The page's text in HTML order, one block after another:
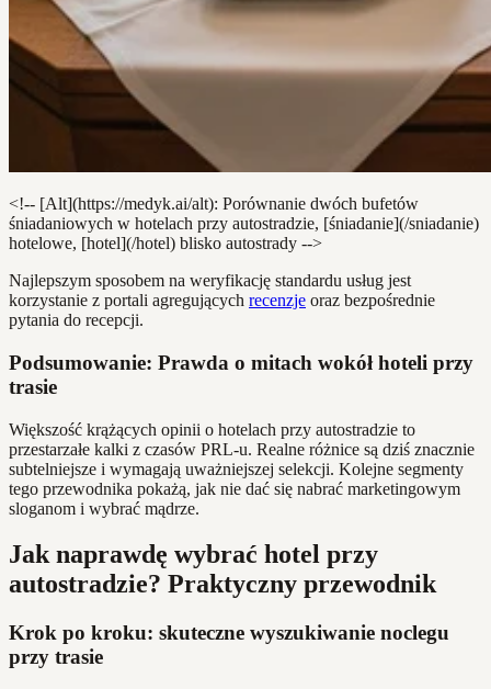
<!-- [Alt](https://medyk.ai/alt): Porównanie dwóch bufetów
śniadaniowych w hotelach przy autostradzie, [śniadanie](/sniadanie)
hotelowe, [hotel](/hotel) blisko autostrady -->
Najlepszym sposobem na weryfikację standardu usług jest
korzystanie z portali agregujących recenzje oraz bezpośrednie
pytania do recepcji.
Podsumowanie: Prawda o mitach wokół hoteli przy
trasie
Większość krążących opinii o hotelach przy autostradzie to
przestarzałe kalki z czasów PRL-u. Realne różnice są dziś znacznie
subtelniejsze i wymagają uważniejszej selekcji. Kolejne segmenty
tego przewodnika pokażą, jak nie dać się nabrać marketingowym
sloganom i wybrać mądrze.
Jak naprawdę wybrać hotel przy
autostradzie? Praktyczny przewodnik
Krok po kroku: skuteczne wyszukiwanie noclegu
przy trasie